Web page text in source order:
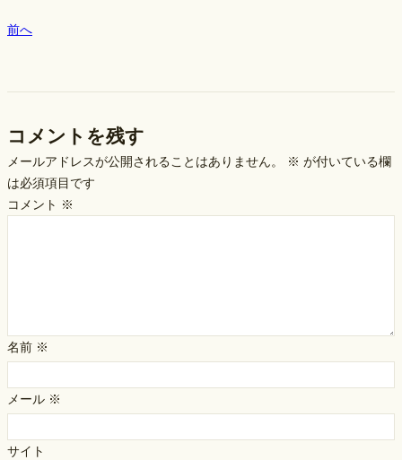
前へ
コメントを残す
メールアドレスが公開されることはありません。 ※ が付いている欄
は必須項目です
コメント ※
名前 ※
メール ※
サイト